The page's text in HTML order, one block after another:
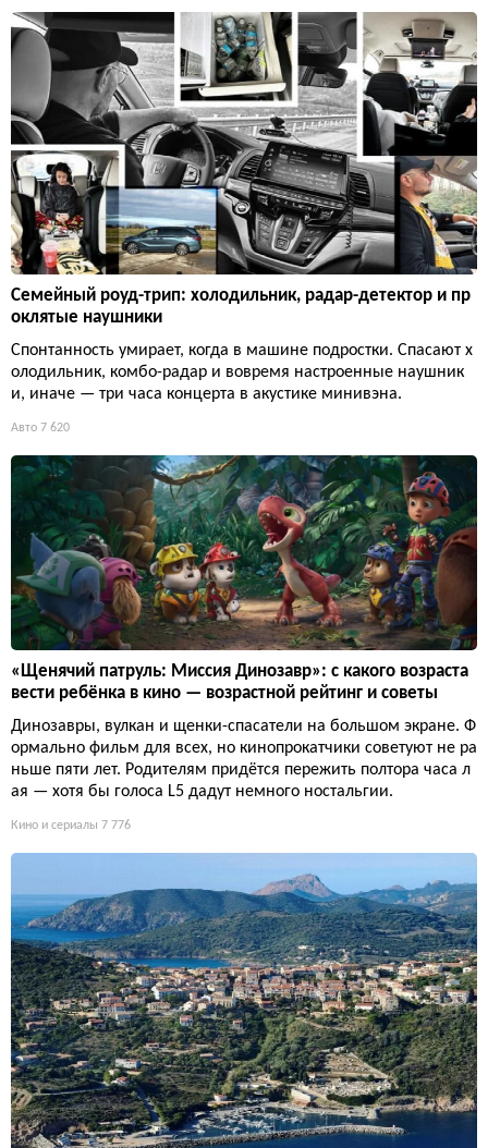
Семейный роуд-трип: холодильник, радар-детектор и пр
оклятые наушники
Спонтанность умирает, когда в машине подростки. Спасают х
олодильник, комбо-радар и вовремя настроенные наушник
и, иначе — три часа концерта в акустике минивэна.
Авто 7 620
«Щенячий патруль: Миссия Динозавр»: с какого возраста
вести ребёнка в кино — возрастной рейтинг и советы
Динозавры, вулкан и щенки-спасатели на большом экране. Ф
ормально фильм для всех, но кинопрокатчики советуют не ра
ньше пяти лет. Родителям придётся пережить полтора часа л
ая — хотя бы голоса L5 дадут немного ностальгии.
Кино и сериалы 7 776